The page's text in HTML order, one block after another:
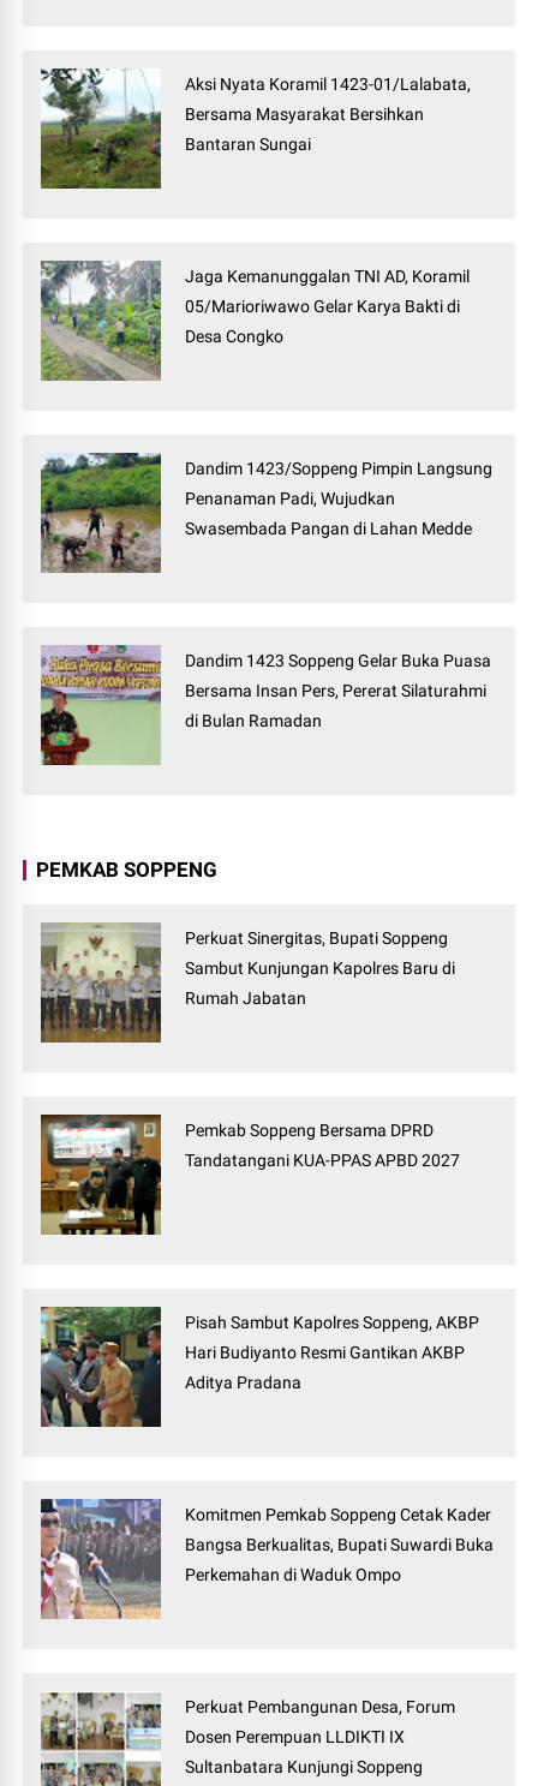
Aksi Nyata Koramil 1423-01/Lalabata,
Bersama Masyarakat Bersihkan
Bantaran Sungai
Jaga Kemanunggalan TNI AD, Koramil
05/Marioriwawo Gelar Karya Bakti di
Desa Congko
Dandim 1423/Soppeng Pimpin Langsung
Penanaman Padi, Wujudkan
Swasembada Pangan di Lahan Medde
Dandim 1423 Soppeng Gelar Buka Puasa
Bersama Insan Pers, Pererat Silaturahmi
di Bulan Ramadan
PEMKAB SOPPENG
Perkuat Sinergitas, Bupati Soppeng
Sambut Kunjungan Kapolres Baru di
Rumah Jabatan
Pemkab Soppeng Bersama DPRD
Tandatangani KUA-PPAS APBD 2027
Pisah Sambut Kapolres Soppeng, AKBP
Hari Budiyanto Resmi Gantikan AKBP
Aditya Pradana
Komitmen Pemkab Soppeng Cetak Kader
Bangsa Berkualitas, Bupati Suwardi Buka
Perkemahan di Waduk Ompo
Perkuat Pembangunan Desa, Forum
Dosen Perempuan LLDIKTI IX
Sultanbatara Kunjungi Soppeng